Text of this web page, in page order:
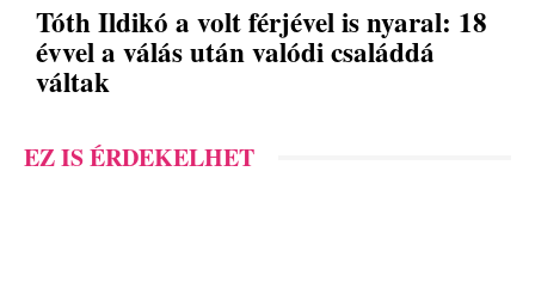
Tóth Ildikó a volt férjével is nyaral: 18
évvel a válás után valódi családdá
váltak
EZ IS ÉRDEKELHET